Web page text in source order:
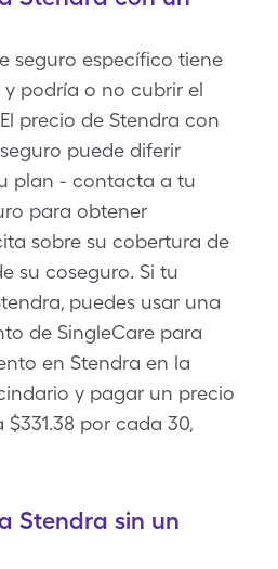
seguro específico tiene
podría o no cubrir el
precio de Stendra con
puede diferir
plan - contacta a tu
para obtener
sobre su cobertura de
su coseguro. Si tu
puedes usar una
de SingleCare para
en Stendra en la
y pagar un precio
por cada 30,
Stendra sin un